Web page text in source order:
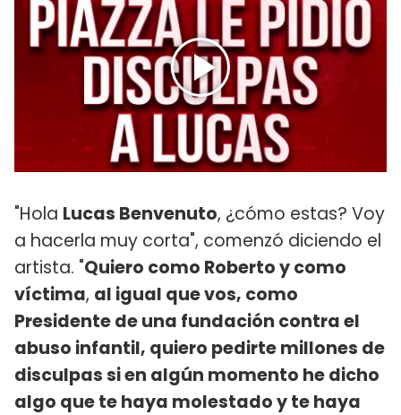
"Hola Lucas Benvenuto, ¿cómo estas? Voy
a hacerla muy corta", comenzó diciendo el
artista. "Quiero como Roberto y como
víctima, al igual que vos, como
Presidente de una fundación contra el
abuso infantil, quiero pedirte millones de
disculpas si en algún momento he dicho
algo que te haya molestado y te haya